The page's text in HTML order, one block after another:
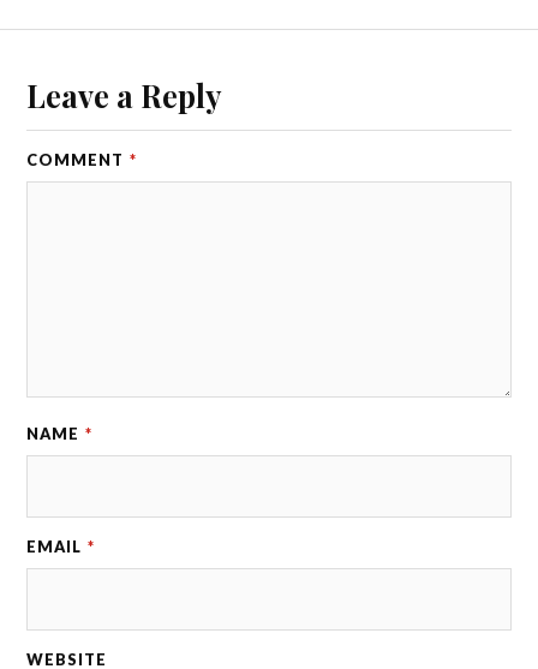
Leave a Reply
COMMENT *
NAME *
EMAIL *
WEBSITE